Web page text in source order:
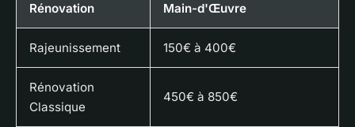
Rénovation
Main-d'Œuvre
Rajeunissement 150€ à 400€
Rénovation
Classique
450€ à 850€